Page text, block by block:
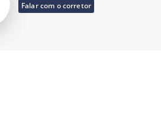
Falar com o corretor